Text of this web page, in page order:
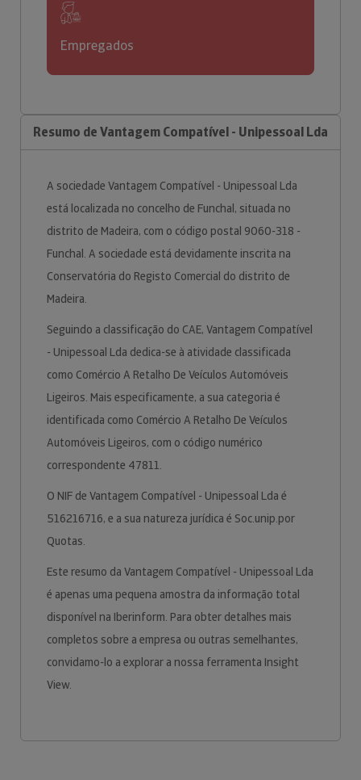
Empregados
Resumo de Vantagem Compatível - Unipessoal Lda
A sociedade Vantagem Compatível - Unipessoal Lda
está localizada no concelho de Funchal, situada no
distrito de Madeira, com o código postal 9060-318 -
Funchal. A sociedade está devidamente inscrita na
Conservatória do Registo Comercial do distrito de
Madeira.
Seguindo a classificação do CAE, Vantagem Compatível
- Unipessoal Lda dedica-se à atividade classificada
como Comércio A Retalho De Veículos Automóveis
Ligeiros. Mais especificamente, a sua categoria é
identificada como Comércio A Retalho De Veículos
Automóveis Ligeiros, com o código numérico
correspondente 47811.
O NIF de Vantagem Compatível - Unipessoal Lda é
516216716, e a sua natureza jurídica é Soc.unip.por
Quotas.
Este resumo da Vantagem Compatível - Unipessoal Lda
é apenas uma pequena amostra da informação total
disponível na Iberinform. Para obter detalhes mais
completos sobre a empresa ou outras semelhantes,
convidamo-lo a explorar a nossa ferramenta Insight
View.